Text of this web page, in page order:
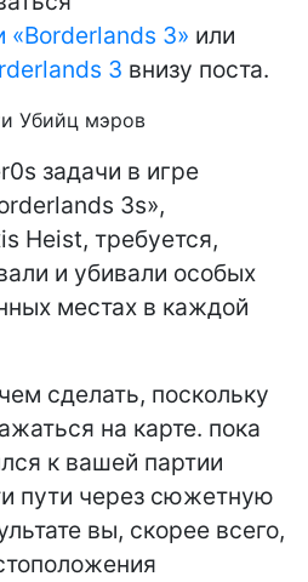
«Borderlands 3» или
3 внизу поста.
Убийц мэров
задачи в игре
3s»,
Heist, требуется,
и убивали особых
местах в каждой
сделать, поскольку
на карте. пока
к вашей партии
пути через сюжетную
вы, скорее всего,